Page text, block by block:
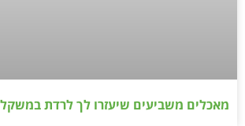
מאכלים משביעים שיעזרו לך לרדת במשקל